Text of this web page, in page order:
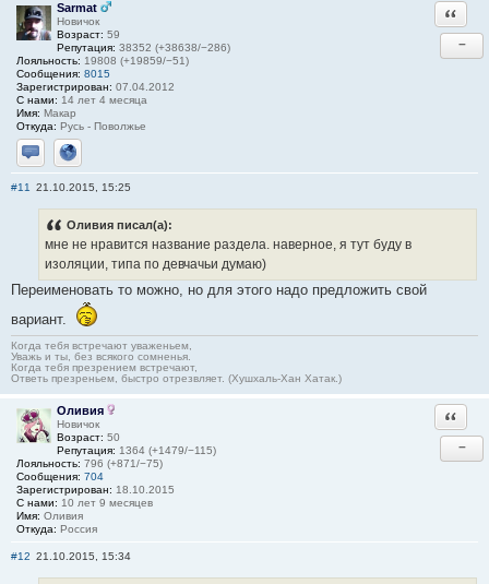
Sarmat
Новичок
Возраст: 59
Репутация: 38352 (+38638/−286)
Лояльность: 19808 (+19859/−51)
Сообщения: 8015
Зарегистрирован: 07.04.2012
С нами: 14 лет 4 месяца
Имя: Макар
Откуда: Русь - Поволжье
Отправить личное сообщение
Сайт
−
#11 21.10.2015, 15:25
Оливия писал(а):
мне не нравится название раздела. наверное, я тут буду в
изоляции, типа по девчачьи думаю)
Переименовать то можно, но для этого надо предложить свой
вариант.
Когда тебя встречают уваженьем,
Уважь и ты, без всякого сомненья.
Когда тебя презрением встречают,
Ответь презреньем, быстро отрезвляет. (Хушхаль-Хан Хатак.)
Оливия
Новичок
Возраст: 50
Репутация: 1364 (+1479/−115)
Лояльность: 796 (+871/−75)
Сообщения: 704
Зарегистрирован: 18.10.2015
С нами: 10 лет 9 месяцев
Имя: Оливия
Откуда: Россия
−
#12 21.10.2015, 15:34